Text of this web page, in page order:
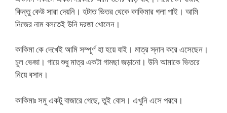
কিন্তু কেউ সারা দেয়নি। হটাত ভিতর থেকে কাকিমার গলা পাই। আমি
নিজের নাম বলতেই উনি দরজা খোলেন।
কাকিমা কে দেখেই আমি সম্পূর্ণ হা হয়ে যাই। মাত্র স্নান করে এসেছেন।
চুল ভেজা। গায়ে শুধু মাত্র একটা গামছা জড়ানো। উনি আমাকে ভিতরে
নিয়ে বসান।
কাকিমাঃ সমু একটু বাজারে গেছে, তুই বোস। এখুনি এসে পরবে।